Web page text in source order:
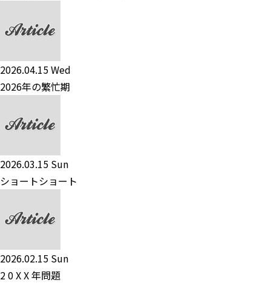
2026.04.15 Wed
2026年の繁忙期
2026.03.15 Sun
ショートショート
2026.02.15 Sun
2 0 X X 年問題